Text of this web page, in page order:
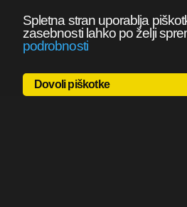
Spletna stran uporablja
zasebnosti lahko po želji
podrobnosti
Dovoli piškotke